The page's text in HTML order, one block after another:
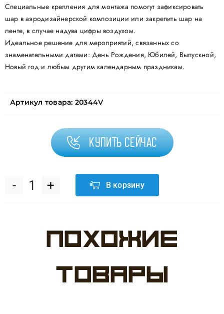
Политика конфиденциальности
Специальные крепления для монтажа помогут зафиксировать
шар в аэродизайнерской композиции или закрепить шар на
ленте, в случае надува цифры воздухом.
Идеальное решение для мероприятий, связанных со
знаменательными датами: День Рождения, Юбилей, Выпускной,
Новый год и любым другим календарным праздникам.
Артикул товара: 20344V
Купить сейчас
Количество
Воздушный
(34''/86
В корзину
Похожие
товары